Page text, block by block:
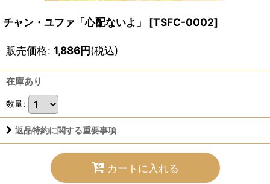
チャン・ユファ「心配ないよ」 [TSFC-0002]
販売価格: 1,886円(税込)
在庫あり
数量:
返品特約に関する重要事項
カートに入れる